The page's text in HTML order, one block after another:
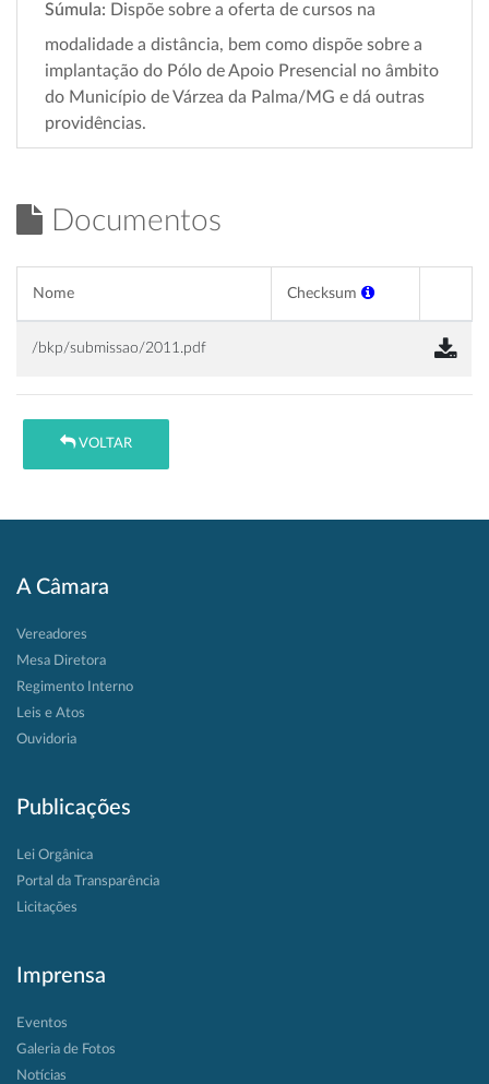
Súmula: Dispõe sobre a oferta de cursos na
modalidade a distância, bem como dispõe sobre a
implantação do Pólo de Apoio Presencial no âmbito
do Município de Várzea da Palma/MG e dá outras
providências.
Documentos
Nome Checksum
/bkp/submissao/2011.pdf
VOLTAR
A Câmara
Vereadores
Mesa Diretora
Regimento Interno
Leis e Atos
Ouvidoria
Publicações
Lei Orgânica
Portal da Transparência
Licitações
Imprensa
Eventos
Galeria de Fotos
Notícias